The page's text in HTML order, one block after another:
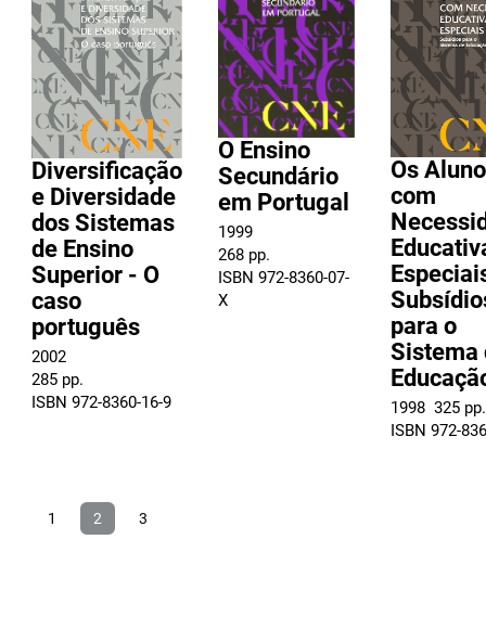
Diversificação
e Diversidade
dos Sistemas
de Ensino
Superior - O
caso
português
2002
285 pp.
ISBN 972-8360-16-9
O Ensino
Secundário
em Portugal
1999
268 pp.
ISBN 972-8360-07-
X
Os
com
para o
Sistema
1998  325 pp.
ISBN 972-
1 2 3